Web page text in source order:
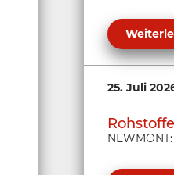
25. Juli